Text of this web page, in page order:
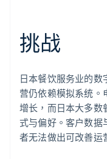
挑战
日本餐饮服务业的
营仍依赖模拟系统。
增长，而日本大多数
式与偏好。客户数据
者无法做出可改善运